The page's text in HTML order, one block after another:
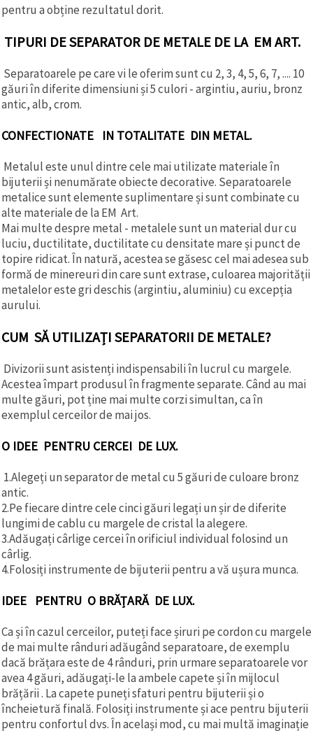
pentru a obține rezultatul dorit.
TIPURI DE SEPARATOR DE METALE DE LA EM ART.
Separatoarele pe care vi le oferim sunt cu 2, 3, 4, 5, 6, 7, .... 10
găuri în diferite dimensiuni și 5 culori - argintiu, auriu, bronz
antic, alb, crom.
CONFECTIONATE IN TOTALITATE DIN METAL.
Metalul este unul dintre cele mai utilizate materiale în
bijuterii și nenumărate obiecte decorative. Separatoarele
metalice sunt elemente suplimentare și sunt combinate cu
alte materiale de la EM Art.
Mai multe despre metal - metalele sunt un material dur cu
luciu, ductilitate, ductilitate cu densitate mare și punct de
topire ridicat. În natură, acestea se găsesc cel mai adesea sub
formă de minereuri din care sunt extrase, culoarea majorității
metalelor este gri deschis (argintiu, aluminiu) cu excepția
aurului.
CUM SĂ UTILIZAȚI SEPARATORII DE METALE?
Divizorii sunt asistenți indispensabili în lucrul cu margele.
Acestea împart produsul în fragmente separate. Când au mai
multe găuri, pot ține mai multe corzi simultan, ca în
exemplul cerceilor de mai jos.
O IDEE PENTRU CERCEI DE LUX.
1.Alegeți un separator de metal cu 5 găuri de culoare bronz
antic.
2.Pe fiecare dintre cele cinci găuri legați un șir de diferite
lungimi de cablu cu margele de cristal la alegere.
3.Adăugați cârlige cercei în orificiul individual folosind un
cârlig.
4.Folosiți instrumente de bijuterii pentru a vă ușura munca.
IDEE PENTRU O BRĂȚARĂ DE LUX.
Ca și în cazul cerceilor, puteți face șiruri pe cordon cu margele
de mai multe rânduri adăugând separatoare, de exemplu
dacă brățara este de 4 rânduri, prin urmare separatoarele vor
avea 4 găuri, adăugați-le la ambele capete și în mijlocul
brățării . La capete puneți sfaturi pentru bijuterii și o
încheietură finală. Folosiți instrumente și ace pentru bijuterii
pentru confortul dvs. În același mod, cu mai multă imaginație